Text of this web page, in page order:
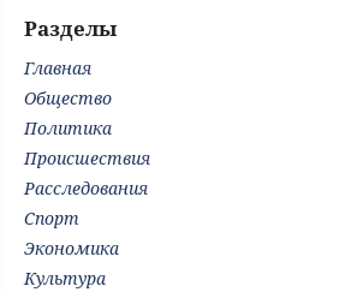
Разделы
Главная
Общество
Политика
Происшествия
Расследования
Спорт
Экономика
Культура